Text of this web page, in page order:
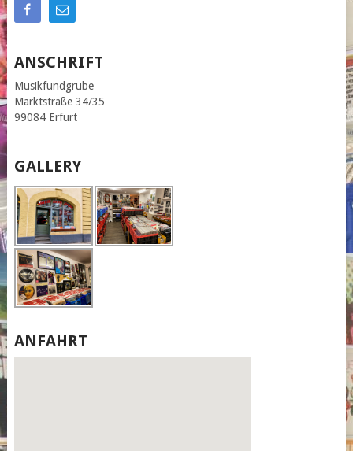
ANSCHRIFT
Musikfundgrube
Marktstraße 34/35
99084 Erfurt
GALLERY
ANFAHRT